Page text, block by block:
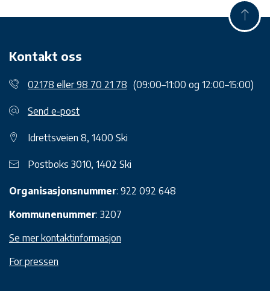
Kontakt oss
02178 eller 98 70 21 78 (09:00–11:00 og 12:00–15:00)
Send e-post
Idrettsveien 8, 1400 Ski
Postboks 3010, 1402 Ski
Organisasjonsnummer: 922 092 648
Kommunenummer: 3207
Se mer kontaktinformasjon
For pressen